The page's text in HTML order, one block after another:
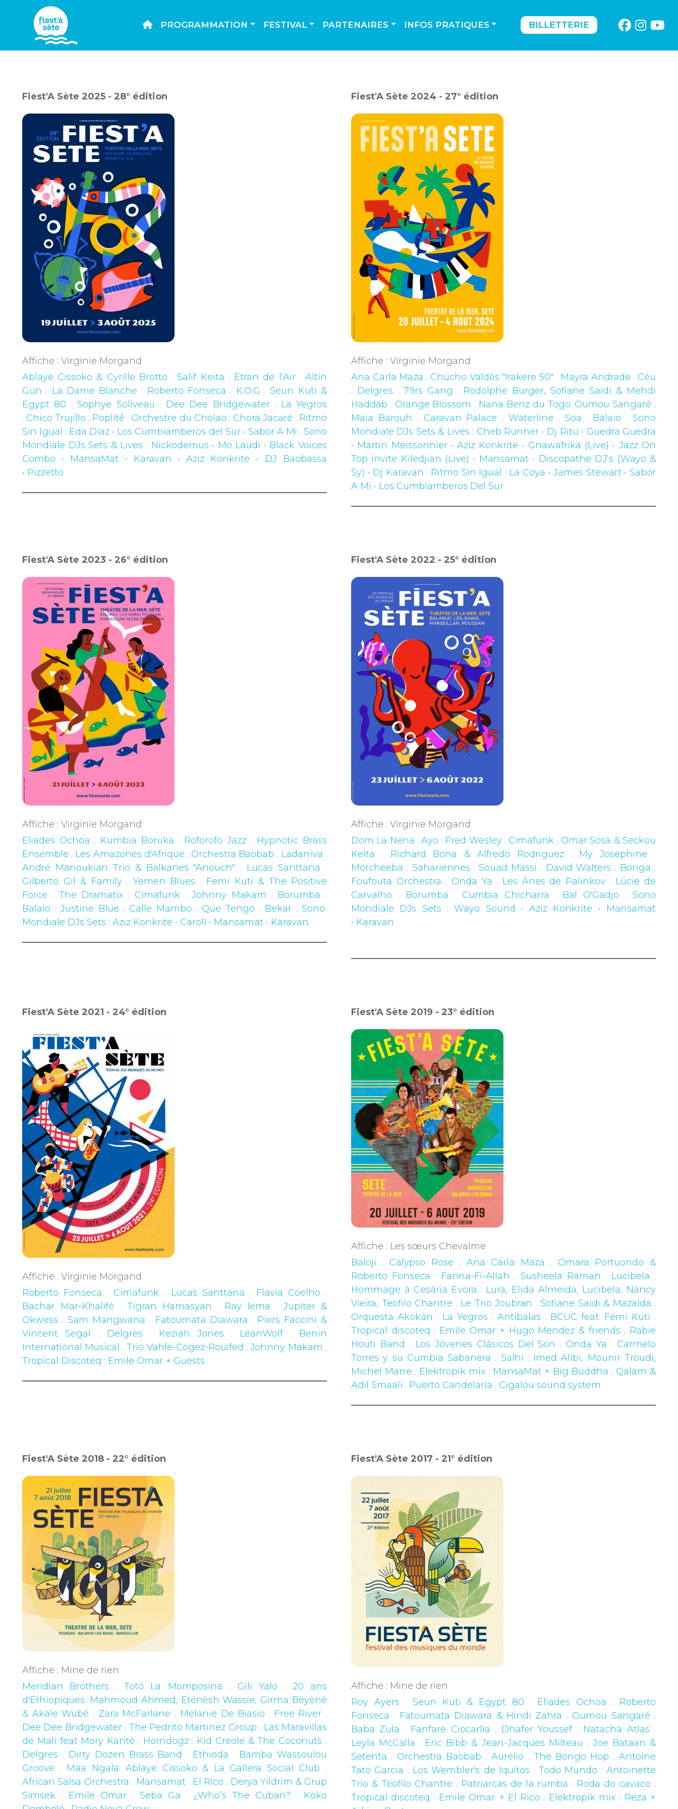
PROGRAMMATION FESTIVAL PARTENAIRES INFOS PRATIQUES BILLETTERIE
Fiest'A Sète 2025 - 28° édition
Affiche : Virginie Morgand
Ablaye Cissoko & Cyrille Brotto . Salif Keïta . Etran de l’Aïr . Altin
Gün . La Dame Blanche . Roberto Fonseca . K.O.G . Seun Kuti &
Egypt 80 . Sophye Soliveau . Dee Dee Bridgewater. La Yegros
. Chico Trujillo . Poplitê . Orchestre du Cholao . Chora Jacaré . Ritmo
Sin Igual : Ëda Diaz • Los Cumbiamberos del Sur • Sabor A Mi . Sono
Mondiale DJs Sets & Lives : Nickodemus • Mo Laudi • Black Voices
Combo • MansaMat • Karavan • Aziz Konkrite • DJ Baobassa
• Pizzetto
Fiest'A Sète 2024 - 27° édition
Affiche : Virginie Morgand
Ana Carla Maza . Chucho Valdès "Irakere 50" . Mayra Andrade . Céu
. Delgres . 79rs Gang . Rodolphe Burger, Sofiane Saidi & Mehdi
Haddab . Orange Blossom . Nana Benz du Togo. Oumou Sangaré .
Maia Barouh . Caravan Palace .Waterline . Soa . Balaio . Sono
Mondiale DJs Sets & Lives : Cheb Runner • Dj Ritu • Guedra Guedra
• Martin Meissonnier • Aziz Konkrite • Gnawafrika (Live) • Jazz On
Top invite Kiledjian (Live) • Mansamat • Discopathe DJ’s (Wayo &
Sy) • Dj Karavan . Ritmo Sin Igual : La Coya • James Stewart • Sabor
A Mi • Los Cumbiamberos Del Sur
Fiest'A Sète 2023 - 26° édition
Affiche : Virginie Morgand
Eliades Ochoa . Kumbia Boruka . Roforofo Jazz . Hypnotic Brass
Ensemble . Les Amazones d'Afrique . Orchestra Baobab . Ladaniva .
André Manoukian Trio & Balkanes "Anouch" . Lucas Santtana .
Gilberto Gil & Family. Yemen Blues . Femi Kuti & The Positive
Force . The Dramatix . Cimafunk . Johnny Makam . Borumba .
Balaio . Justine Blue . Calle Mambo . Que Tengo . Bekar . Sono
Mondiale DJs Sets : Aziz Konkrite • Caroll • Mansamat • Karavan
Fiest'A Sète 2022 - 25° édition
Affiche : Virginie Morgand
Dom La Nena . Ayo . Fred Wesley . Cimafunk . Omar Sosa & Seckou
Keita . Richard Bona & Alfredo Rodriguez. My Josephine .
Morcheeba . Sahariennes . Souad Massi . David Walters . Bonga .
Foufouta Orchestra . Onda Ya . Les Ânes de Palinkov . Lúcie de
Carvalho . Borumba . Cumbia Chicharra . Bal O'Gadjo . Sono
Mondiale DJs Sets : Wayo Sound • Aziz Konkrite • Mansamat
• Karavan
Fiest'A Sète 2021 - 24° édition
Affiche : Virginie Morgand
Roberto Fonseca . Cimafunk . Lucas Santtana . Flavia Coelho .
Bachar Mar-Khalifé . Tigran Hamasyan . Ray lema . Jupiter &
Okwess . Sam Mangwana . Fatoumata Diawara . Piers Faccini &
Vincent Segal . Delgres . Keziah Jones . LeanWolf. Benin
International Musical
.Trio Vahle-Cogez-Rouifed .Johnny Makam .
Tropical Discoteq : Emile Omar + Guests
Fiest'A Sète 2019 - 23° édition
Affiche : Les sœurs Chevalme
Baloji . Calypso Rose . Ana Carla Maza . Omara Portuondo &
Roberto Fonseca . Fanna-Fi-Allah . Susheela Raman . Lucibela .
Hommage à Cesária Evora : Lura, Elida Almeida, Lucibela, Nancy
Vieira, Teofilo Chantre . Le Trio Joubran . Sofiane Saidi & Mazalda .
Orquesta Akokán . La Yegros . Antibalas . BCUC feat. Femi Kuti .
Tropical discoteq : Emile Omar + Hugo Mendez & friends . Rabie
Houti Band . Los Jóvenes Clásicos Del Son . Onda Ya . Carmelo
Torres y su Cumbia Sabanera . Salhi : Imed Alibi, Mounir Troudi,
Michel Marre . Elektropik mix : MansaMat + Big Buddha . Qalam &
Adil Smaali . Puerto Candelaria . Cigalou sound system
Fiest'A Sète 2018 - 22° édition
Affiche : Mine de rien
Meridian Brothers . Totó La Momposina . Gili Yalo . 20 ans
d'Ethiopiques: Mahmoud Ahmed, Eténèsh Wassie, Girma Bèyènè
& Akale Wubé . Zara McFarlane . Mélanie De Biasio . Free River .
Dee Dee Bridgewater. The Pedrito Martinez Group . Las Maravillas
de Mali feat Mory Kanté . Horndogz . Kid Creole & The Coconuts .
Delgres . Dirty Dozen Brass Band . Ethioda . Bamba Wassoulou
Groove . Maa Ngala: Ablaye Cissoko & La Gallera Social Club .
African Salsa Orchestra . Mansamat . El Rico . Derya Yildrim & Grup
Simsek . Emile Omar . Seba Ga . ¿Who’s The Cuban? . Koko
Fiest'A Sète 2017 - 21° édition
Affiche : Mine de rien
Roy Ayers . Seun Kuti & Egypt 80 . Eliades Ochoa . Roberto
Fonseca . Fatoumata Diawara & Hindi Zahra . Oumou Sangaré .
Baba Zula . Fanfare Ciocarlia . Dhafer Youssef . Natacha Atlas .
Leyla McCalla . Eric Bibb & Jean-Jacques Milteau . Joe Bataan &
Setenta . Orchestra Baobab . Aurélio . The Bongo Hop .Antoine
Tato Garcia . Los Wembler's de Iquitos . Todo Mundo : Antoinette
Trio & Téofilo Chantre . Patriarcas de la rumba . Roda do cavaco .
Tropical discoteq : Emile Omar + El Rico . Elektropik mix : Reza +